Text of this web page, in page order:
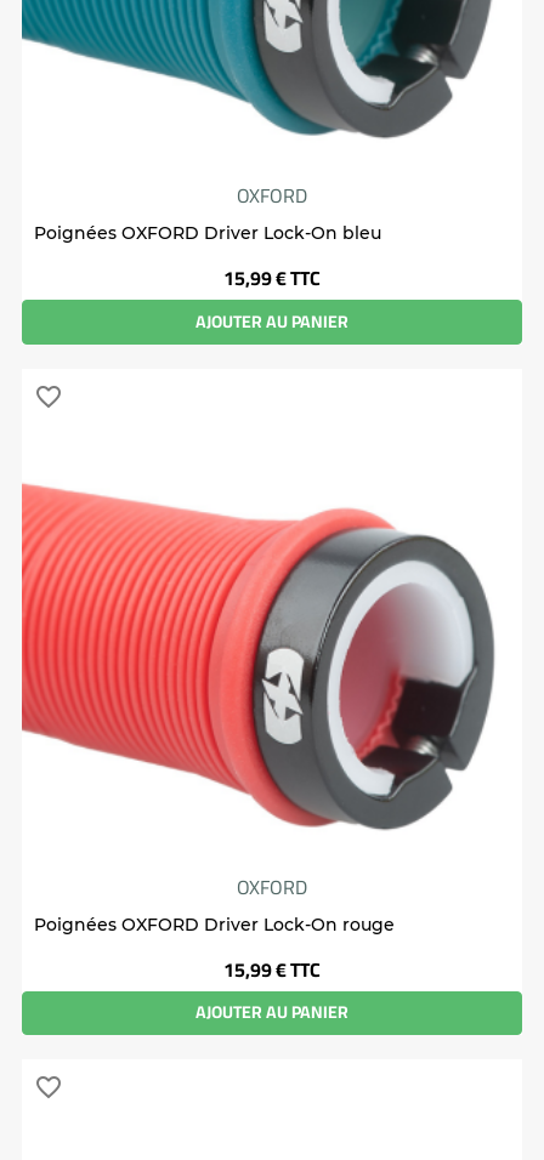
OXFORD
Poignées OXFORD Driver Lock-On bleu
Prix
15,99 €TTC
AJOUTER AU PANIER
OXFORD
Poignées OXFORD Driver Lock-On rouge
Prix
15,99 €TTC
AJOUTER AU PANIER
favorite_border
favorite_border